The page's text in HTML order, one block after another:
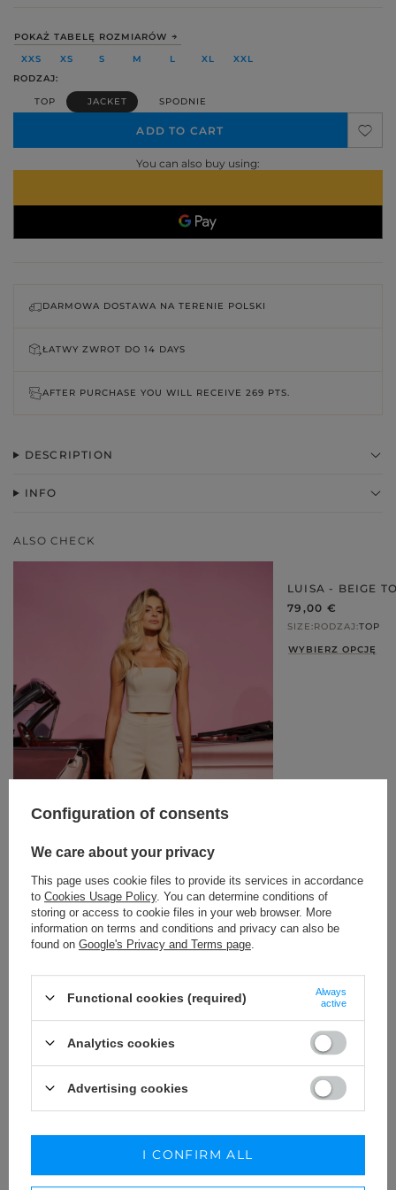
POKAŻ TABELĘ ROZMIARÓW
XXS
XS S M L XL
XXL
RODZAJ
TOP
JACKET SPODNIE
ADD TO CART
You can also buy using:
DARMOWA DOSTAWA NA TERENIE POLSKI
ŁATWY ZWROT DO 14 DAYS
AFTER PURCHASE YOU WILL RECEIVE 269 PTS.
DESCRIPTION
INFO
ALSO CHECK
LUISA - BEIGE HIGH-WAISTED PANTS
179,00 €
WYBIERZ OPCJĘ
LUISA - BEIGE
79,00 €
SIZE RODZAJ TOP
WYBIERZ OPCJĘ
Configuration of consents
We care about your privacy
This page uses cookie files to provide its services in accordance
to Cookies Usage Policy. You can determine conditions of
storing or access to cookie files in your web browser. More
information on terms and conditions and privacy can also be
found on Google's Privacy and Terms page
Functional cookies (required)
Always
active
Analytics cookies
Advertising cookies
I CONFIRM ALL